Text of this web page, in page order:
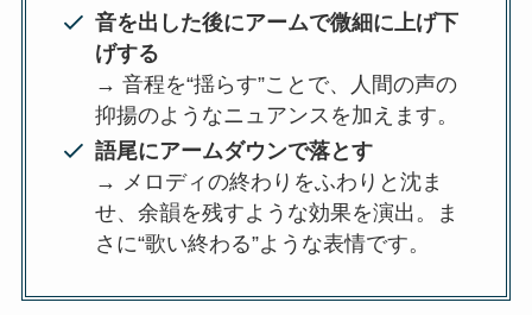
音を出した後にアームで微細に上げ下
げする
→ 音程を“揺らす”ことで、人間の声の
抑揚のようなニュアンスを加えます。
語尾にアームダウンで落とす
→ メロディの終わりをふわりと沈ま
せ、余韻を残すような効果を演出。ま
さに“歌い終わる”ような表情です。